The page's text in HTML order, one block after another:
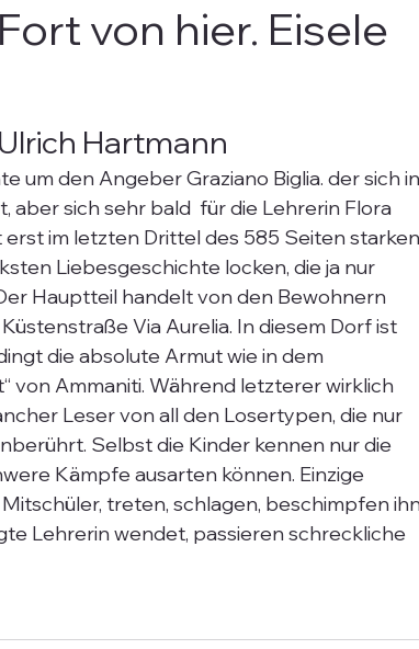
von hier. Eisele
Hartmann
um den Angeber Graziano Biglia. der sich
aber sich sehr bald  für die Lehrerin Flora
erst im letzten Drittel des 585 Seiten
Liebesgeschichte locken, die ja nur
Hauptteil handelt von den Bewohnern
Via Aurelia. In diesem Dorf ist
die absolute Armut wie in dem
von Ammaniti. Während letzterer wirklich
Leser von all den Losertypen, die nur
Selbst die Kinder kennen nur die
Kämpfe ausarten können. Einzige
treten, schlagen, beschimpfen
Lehrerin wendet, passieren schreckliche